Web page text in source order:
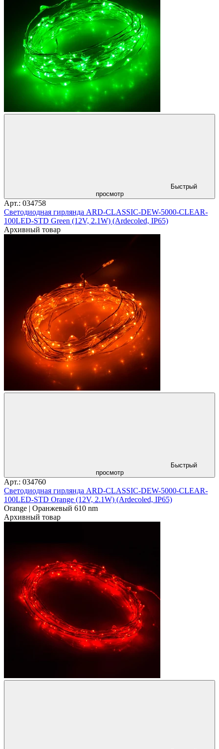
Быстрый
просмотр
Арт.: 034758
Светодиодная гирлянда ARD-CLASSIC-DEW-5000-CLEAR-
100LED-STD Green (12V, 2.1W) (Ardecoled, IP65)
Архивный товар
Быстрый
просмотр
Арт.: 034760
Светодиодная гирлянда ARD-CLASSIC-DEW-5000-CLEAR-
100LED-STD Orange (12V, 2.1W) (Ardecoled, IP65)
Orange | Оранжевый 610 nm
Архивный товар